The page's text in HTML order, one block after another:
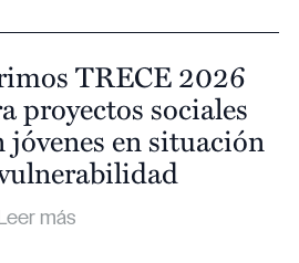
TRECE 2026
proyectos sociales
jóvenes en situación